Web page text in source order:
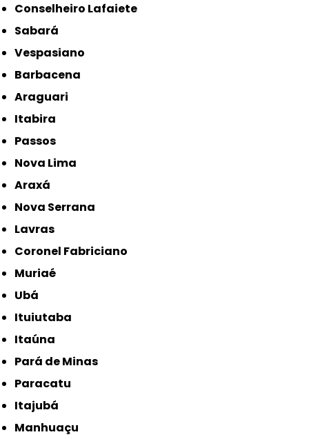
Conselheiro Lafaiete
Sabará
Vespasiano
Barbacena
Araguari
Itabira
Passos
Nova Lima
Araxá
Nova Serrana
Lavras
Coronel Fabriciano
Muriaé
Ubá
Ituiutaba
Itaúna
Pará de Minas
Paracatu
Itajubá
Manhuaçu